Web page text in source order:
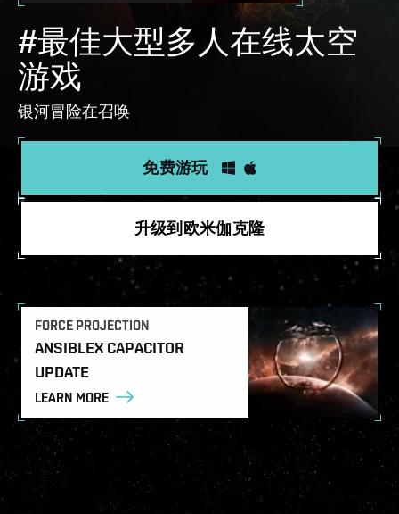
#最佳大型多人在线太空
游戏
银河冒险在召唤
免费游玩
升级到欧米伽克隆
FORCE PROJECTION
ANSIBLEX CAPACITOR
UPDATE
LEARN MORE